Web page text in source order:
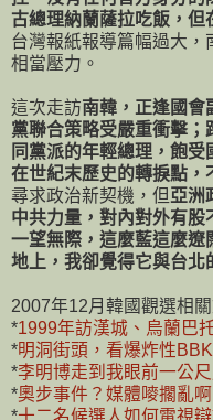
古總理納蘭薩拉吃飯，但
台灣報紙報導篇幅過大，
相當壓力。
這次走訪南韓，正逢國會
黨聯合策略受嚴重衝擊
同黨派的年輕總理，飽
在世紀末歷史的轉捩點，
尋求政治新契機，但 亞洲
中共力量，對內對外有
一望無際，這麼藍這麼遼
地上，我卻覺得它與台北
2007年12月韓國觀選相
*1999年訪漢城、烏蘭巴
*明洞街頭，看爆炸性
*李明博走到我眼前一公
*奧步事件？媒體嘜擱亂啊
*十二名候選人如何電視